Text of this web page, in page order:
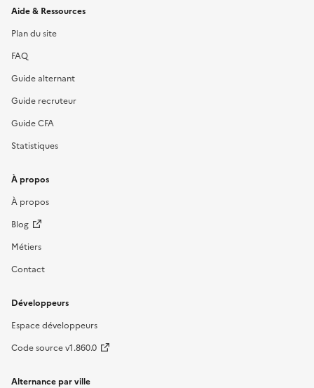
Informations et liens du site
Aide & Ressources
Plan du site
FAQ
Guide alternant
Guide recruteur
Guide CFA
Statistiques
À propos
À propos
Blog
Métiers
Contact
Développeurs
Espace développeurs
Code source v1.860.0
Alternance par ville